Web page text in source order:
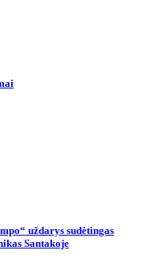
uždarys sudėtingas
Santakoje